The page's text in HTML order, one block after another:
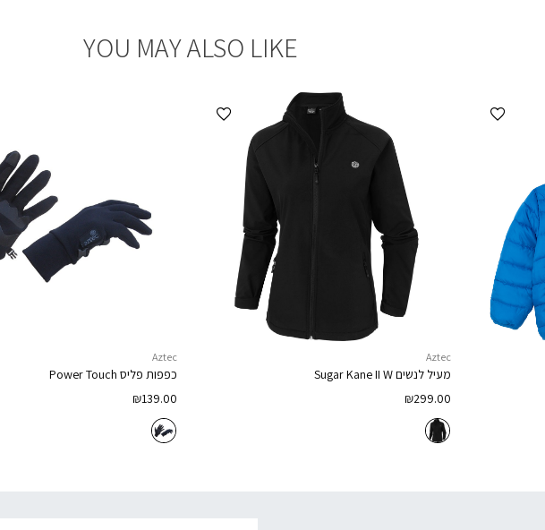
YOU MAY ALSO LIKE
הוספה למועדפים הוספה למועדפים
Aztec
מעיל לנשיםSugar Kane II W
₪299.00
Aztec
כפפות פליס Power Touch
₪139.00